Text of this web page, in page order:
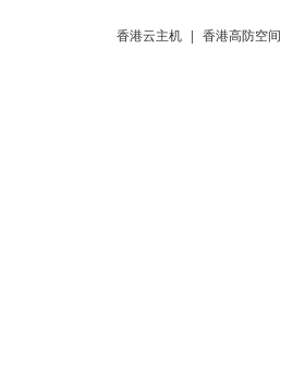
香港云主机 | 香港高防空间